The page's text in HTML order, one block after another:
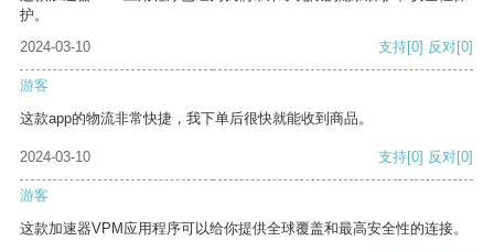
护。
2024-03-10
支持[0] 反对[0]
游客
这款app的物流非常快捷，我下单后很快就能收到商品。
2024-03-10 支持[0] 反对[0]
游客
这款加速器VPM应用程序可以给你提供全球覆盖和最高安全性的连接。